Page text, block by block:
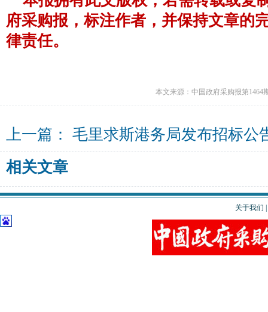
府采购报，标注作者，并保持文章的
律责任。
本文来源：中国政府采购报第1464
上一篇： 毛里求斯港务局发布招标公
相关文章
关于我们